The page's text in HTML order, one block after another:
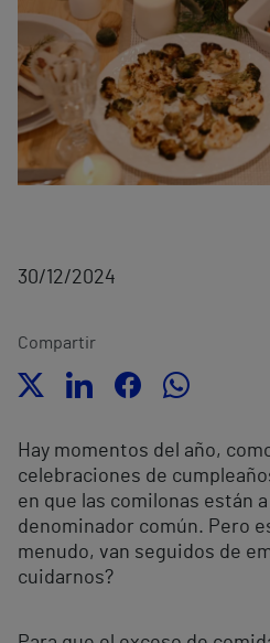
30/12/2024
Compartir
Hay momentos del año,
celebraciones de
en que las comilonas están
denominador común. Pero
menudo, van seguidos de
cuidarnos?